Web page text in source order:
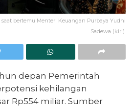
bertemu Menteri Keuangan Purbaya Yudhi
Sadewa (kiri).
depan Pemerintah
kehilangan
Rp554 miliar. Sumber